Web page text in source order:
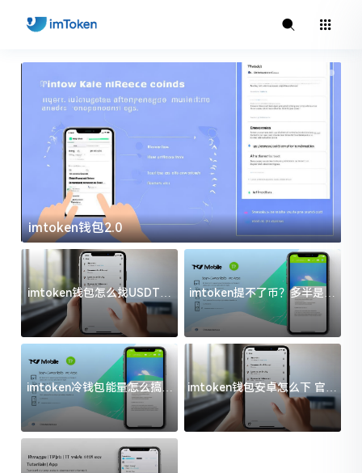
imtoken钱包2.0
imtoken钱包怎么找USDT地
址？三步搞定不踩坑
imtoken提不了币？多半是这
几件事没处理好
imtoken冷钱包能量怎么搞？
过来人告诉你门道
imtoken钱包安卓怎么下 官方
渠道避坑指南